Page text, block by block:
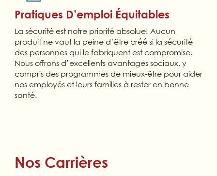
Pratiques D’emploi Équitables
La sécurité est notre priorité absolue! Aucun
produit ne vaut la peine d’être créé si la sécurité
des personnes qui le fabriquent est compromise.
Nous offrons d’excellents avantages sociaux, y
compris des programmes de mieux-être pour aider
nos employés et leurs familles à rester en bonne
santé.
Nos Carrières